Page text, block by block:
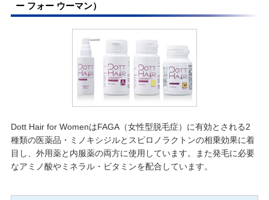
ー フォー ウーマン）
Dott Hair for WomenはFAGA（女性型脱毛症）に有効とされる2
種類の医薬品・ミノキシジルとスピロノラクトンの相乗効果に着
目し、外用薬と内服薬の両方に使用しています。また発毛に必要
なアミノ酸やミネラル・ビタミンを配合しています。